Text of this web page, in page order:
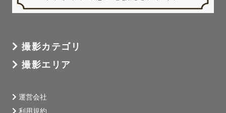
撮影カテゴリ
撮影エリア
運営会社
利用規約